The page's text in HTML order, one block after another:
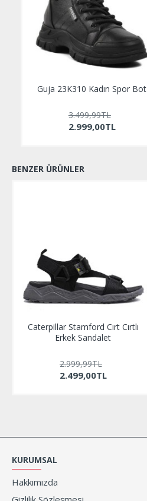
Guja 23K310 Kadın Spor Bot
2.999,00TL
3.499,99TL
BENZER ÜRÜNLER
Caterpillar Stamford Cırt Cırtlı
Erkek Sandalet
2.499,00TL
2.999,99TL
KURUMSAL
Hakkımızda